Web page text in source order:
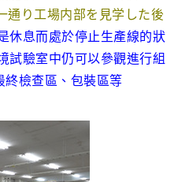
通り工場内部を見学した後
休息而處於停止生產線的狀
試驗室中仍可以參觀進行組
檢查區、包裝區等